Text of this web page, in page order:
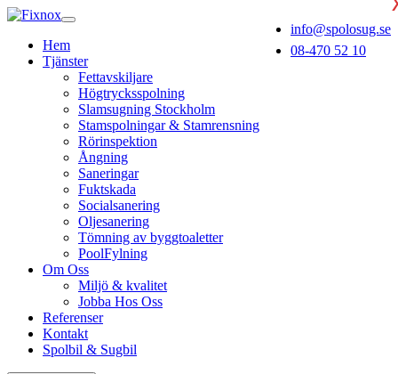
info@spolosug.se
08-470 52 10
Hem
Tjänster
Fettavskiljare
Högtrycksspolning
Slamsugning Stockholm
Stamspolningar & Stamrensning
Rörinspektion
Ångning
Saneringar
Fuktskada
Socialsanering
Oljesanering
Tömning av byggtoaletter
PoolFylning
Om Oss
Miljö & kvalitet
Jobba Hos Oss
Referenser
Kontakt
Spolbil & Sugbil